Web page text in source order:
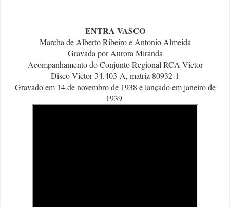
ENTRA VASCO
Marcha de Alberto Ribeiro e Antonio Almeida
Gravada por Aurora Miranda
Acompanhamento do Conjunto Regional RCA Victor
Disco Victor 34.403-A, matriz 80932-1
Gravado em 14 de novembro de 1938 e lançado em janeiro de
1939